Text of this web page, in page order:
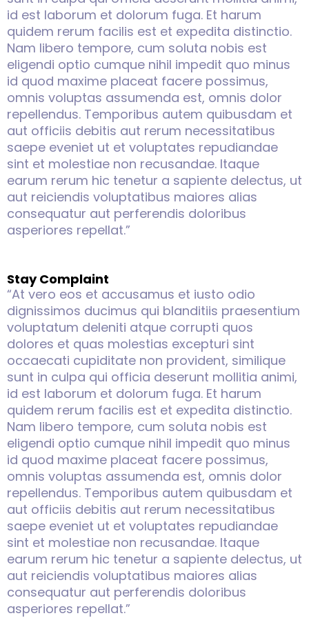
id est laborum et dolorum fuga. Et harum
quidem rerum facilis est et expedita distinctio.
Nam libero tempore, cum soluta nobis est
eligendi optio cumque nihil impedit quo minus
id quod maxime placeat facere possimus,
omnis voluptas assumenda est, omnis dolor
repellendus. Temporibus autem quibusdam et
aut officiis debitis aut rerum necessitatibus
saepe eveniet ut et voluptates repudiandae
sint et molestiae non recusandae. Itaque
earum rerum hic tenetur a sapiente delectus, ut
aut reiciendis voluptatibus maiores alias
consequatur aut perferendis doloribus
asperiores repellat.”
Stay Complaint
“At vero eos et accusamus et iusto odio
dignissimos ducimus qui blanditiis praesentium
voluptatum deleniti atque corrupti quos
dolores et quas molestias excepturi sint
occaecati cupiditate non provident, similique
sunt in culpa qui officia deserunt mollitia animi,
id est laborum et dolorum fuga. Et harum
quidem rerum facilis est et expedita distinctio.
Nam libero tempore, cum soluta nobis est
eligendi optio cumque nihil impedit quo minus
id quod maxime placeat facere possimus,
omnis voluptas assumenda est, omnis dolor
repellendus. Temporibus autem quibusdam et
aut officiis debitis aut rerum necessitatibus
saepe eveniet ut et voluptates repudiandae
sint et molestiae non recusandae. Itaque
earum rerum hic tenetur a sapiente delectus, ut
aut reiciendis voluptatibus maiores alias
consequatur aut perferendis doloribus
asperiores repellat.”